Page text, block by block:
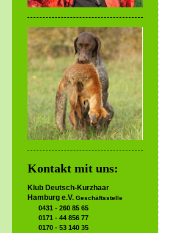
Kontakt mit uns:
Klub Deutsch-Kurzhaar
Hamburg e.V. Geschäftsstelle
0431 - 260 85 65
0171 - 44 856 77
0170 - 53 140 35